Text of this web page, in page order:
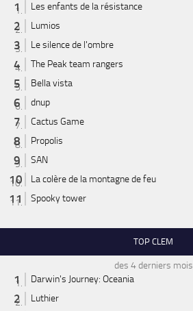
Les enfants de la résistance
Lumios
Le silence de l'ombre
The Peak team rangers
Bella vista
dnup
Cactus Game
Propolis
SAN
La colère de la montagne de feu
Spooky tower
TOP CLEM
des 4 derniers mois
Darwin's Journey: Oceania
Luthier